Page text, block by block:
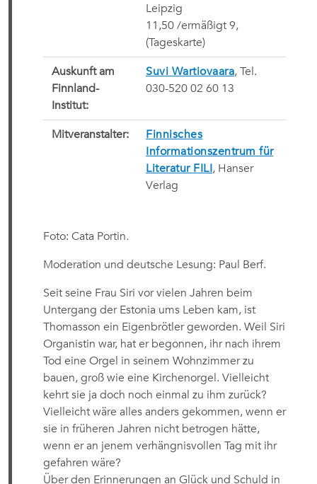
Leipzig
11,50 /ermäßigt 9, 
(Tageskarte)
Auskunft am
Finnland-
Institut:
Suvi Wartiovaara, Tel.
030-520 02 60 13
Mitveranstalter:
Finnisches
Informationszentrum für
Literatur FILI, Hanser
Verlag
Foto: Cata Portin.
Moderation und deutsche Lesung: Paul Berf.
Seit seine Frau Siri vor vielen Jahren beim
Untergang der Estonia ums Leben kam, ist
Thomasson ein Eigenbrötler geworden. Weil Siri
Organistin war, hat er begonnen, ihr nach ihrem
Tod eine Orgel in seinem Wohnzimmer zu
bauen, groß wie eine Kirchenorgel. Vielleicht
kehrt sie ja doch noch einmal zu ihm zurück?
Vielleicht wäre alles anders gekommen, wenn er
sie in früheren Jahren nicht betrogen hätte,
wenn er an jenem verhängnisvollen Tag mit ihr
gefahren wäre?
Über den Erinnerungen an Glück und Schuld in